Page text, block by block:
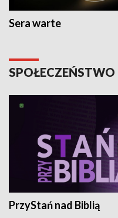
Sera warte
SPOŁECZEŃSTWO
PrzyStań nad Biblią